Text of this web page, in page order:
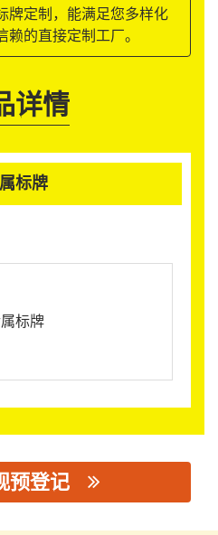
牌定制，能满足您多样化
的直接定制工厂。
详情
标牌
标牌
预登记